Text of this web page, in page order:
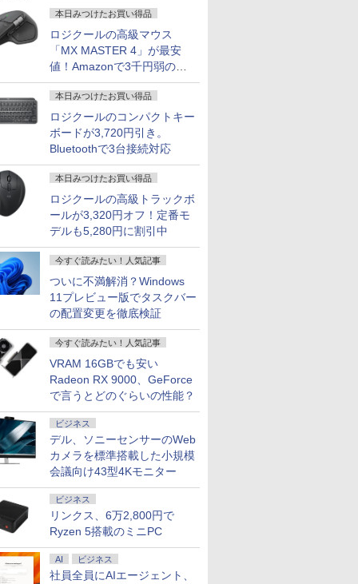
本日みつけたお買い得品
ロジクールの高級マウス
「MX MASTER 4」が最安
値！Amazonで3千円弱の割
引
本日みつけたお買い得品
ロジクールのコンパクトキー
ボードが3,720円引き。
Bluetoothで3台接続対応
本日みつけたお買い得品
ロジクールの高級トラックボ
ールが3,320円オフ！定番モ
デルも5,280円に割引中
今すぐ読みたい！人気記事
ついに不満解消？Windows
11プレビュー版でタスクバー
の配置変更を徹底検証
今すぐ読みたい！人気記事
VRAM 16GBでも安い
Radeon RX 9000、GeForce
で言うとどのぐらいの性能？
ビジネス
デル、ソニーセンサーのWeb
カメラを標準搭載した小規模
会議向け43型4Kモニター
ビジネス
リンクス、6万2,800円で
Ryzen 5搭載のミニPC
AI ビジネス
社員全員にAIエージェント、